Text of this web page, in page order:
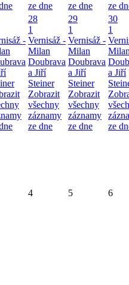
ze dne ze dne
ze
-
28
1
Vernisáž -
Milan
Doubrava
a Jiří
Steiner
Zobrazit
všechny
záznamy
ze dne
29
1
Vernisáž -
Milan
Doubrava
a Jiří
Steiner
Zobrazit
všechny
záznamy
ze dne
30
1
a Jiří
ze
4 5 6